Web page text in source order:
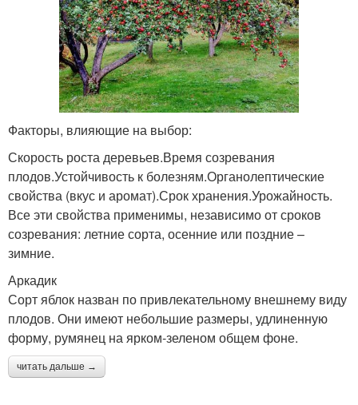
Факторы, влияющие на выбор:
Скорость роста деревьев.Время созревания
плодов.Устойчивость к болезням.Органолептические
свойства (вкус и аромат).Срок хранения.Урожайность.
Все эти свойства применимы, независимо от сроков
созревания: летние сорта, осенние или поздние –
зимние.
Аркадик
Сорт яблок назван по привлекательному внешнему виду
плодов. Они имеют небольшие размеры, удлиненную
форму, румянец на ярком-зеленом общем фоне.
читать дальше →